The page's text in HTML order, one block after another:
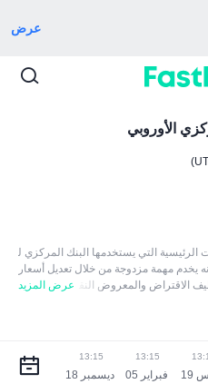
عرض
الأوروبي
عرض المزيد
الرئيسية التي يستخدمها البنك المركزي ل
يخدم مهمة مزدوجة من خلال تعديل أسعار
الاقتراض والمعروض النق
التضخم والنمو الاقتصادي والتوظيف وظ
أيضاً عوامل المخاطرة التي قد تؤثر
13:15
13:15